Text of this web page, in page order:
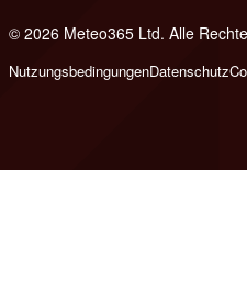
© 2026 Meteo365 Ltd. Alle
NutzungsbedingungenDatenschutz